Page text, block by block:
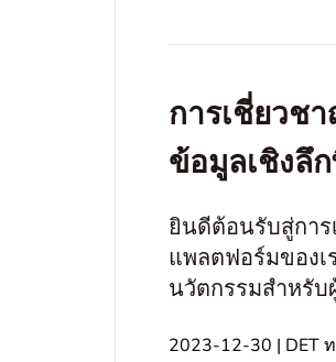
การเชี่ยวช
ข้อมูลเชิงลึ
ยินดีต้อนรับสู่การ
แพลตฟอร์มของเ
นวัตกรรมสำหรั
2023-12-30 | DET